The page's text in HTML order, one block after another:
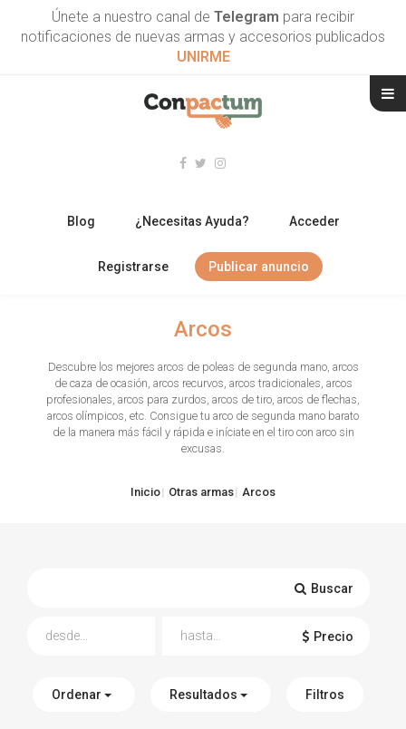
Únete a nuestro canal de Telegram para recibir
notificaciones de nuevas armas y accesorios publicados
UNIRME
Blog ¿Necesitas Ayuda? Acceder
Registrarse Publicar anuncio
ARMAS CORTAS
TIRO Y COMPETICIÓN
Arcos
Descubre los mejores arcos de poleas de segunda mano, arcos
de caza de ocasión, arcos recurvos, arcos tradicionales, arcos
profesionales, arcos para zurdos, arcos de tiro, arcos de flechas,
arcos olímpicos, etc. Consigue tu arco de segunda mano barato
de la manera más fácil y rápida e iníciate en el tiro con arco sin
excusas.
Inicio Otras armas Arcos
Buscar
Precio
Ordenar Resultados Filtros